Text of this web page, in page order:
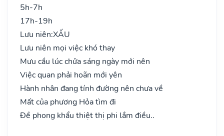
5h-7h
17h-19h
Lưu niên:XẤU
Lưu niên mọi việc khó thay
Mưu cầu lúc chửa sáng ngày mới nên
Việc quan phải hoãn mới yên
Hành nhân đang tính đường nên chưa về
Mất của phương Hỏa tìm đi
Đề phong khẩu thiệt thị phi lắm điều..